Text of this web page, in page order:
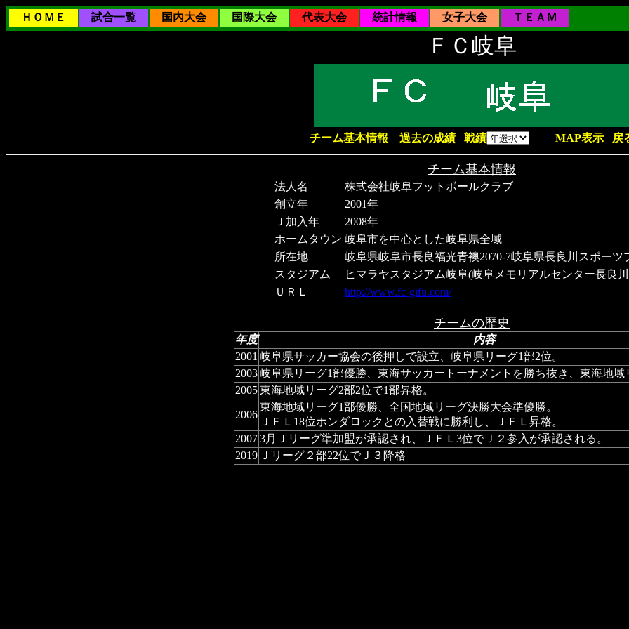
ＨＯＭＥ 試合一覧 国内大会 国際大会 代表大会 統計情報 女子大会 ＴＥＡＭ
ＦＣ岐阜
チーム基本情報 過去の成績 戦績 MAP表示 戻
チーム基本情報
法人名
株式会社岐阜フットボールクラブ
創立年
2001年
Ｊ加入年
2008年
ホームタウン 岐阜市を中心とした岐阜県全域
所在地
岐阜県岐阜市長良福光青襖2070-7岐阜県長良川スポーツ
スタジアム
ヒマラヤスタジアム岐阜(岐阜メモリアルセンター長良
ＵＲＬ
http://www.fc-gifu.com/
チームの歴史
年度
内容
2001 岐阜県サッカー協会の後押しで設立、岐阜県リーグ1部2位。
2003 岐阜県リーグ1部優勝、東海サッカートーナメントを勝ち抜き、東海地域
2005 東海地域リーグ2部2位で1部昇格。
2006
東海地域リーグ1部優勝、全国地域リーグ決勝大会準優勝。
ＪＦＬ18位ホンダロックとの入替戦に勝利し、ＪＦＬ昇格。
2007 3月Ｊリーグ準加盟が承認され、ＪＦＬ3位でＪ２参入が承認される。
2019
Ｊリーグ２部22位でＪ３降格